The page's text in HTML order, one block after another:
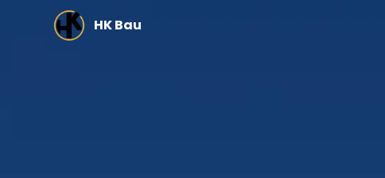
Zum Hauptinhalt springen
HK Bau